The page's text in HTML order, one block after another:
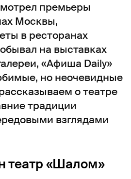
премьеры
Москвы,
в ресторанах
на выставках
«Афиша Daily»
но неочевидные
о театре
традиции
взглядами
театр «Шалом»